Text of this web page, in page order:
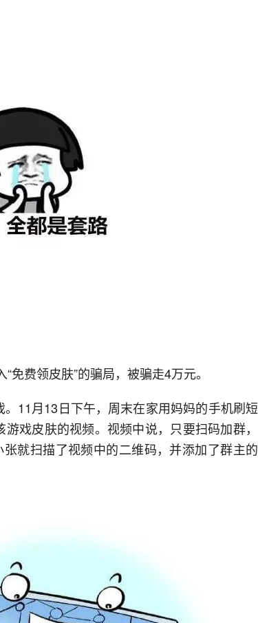
免费领皮肤”的骗局，被骗走4万元。
11月13日下午，周末在家用妈妈的手机刷短
戏皮肤的视频。视频中说，只要扫码加群，
就扫描了视频中的二维码，并添加了群主的